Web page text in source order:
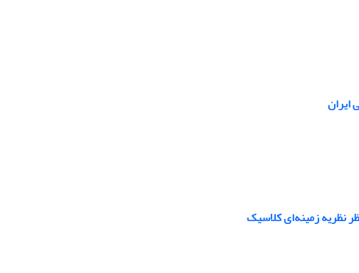
ایران
نظریه زمینه‌ای کلاسیک